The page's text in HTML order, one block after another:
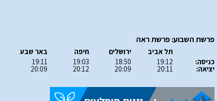
פרשת השבוע: פרשת ראה
כניסה:
יציאה:
תל אביב
19:12
20:11
ירושלים
18:50
20:09
חיפה
19:03
20:12
באר שבע
19:11
20:09